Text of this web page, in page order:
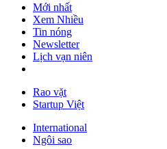
Mới nhất
Xem Nhiều
Tin nóng
Newsletter
Lịch vạn niên
Rao vặt
Startup Việt
International
Ngôi sao